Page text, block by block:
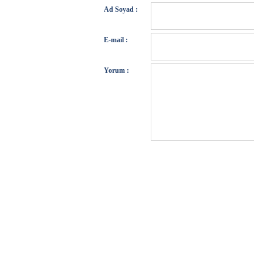
Ad Soyad :
E-mail :
Yorum :